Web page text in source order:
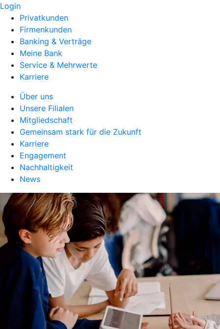
Login
Privatkunden
Firmenkunden
Banking & Verträge
Meine Bank
Service & Mehrwerte
Karriere
Über uns
Unsere Filialen
Mitgliedschaft
Gemeinsam stark für die Zukunft
Karriere
Engagement
Nachhaltigkeit
News